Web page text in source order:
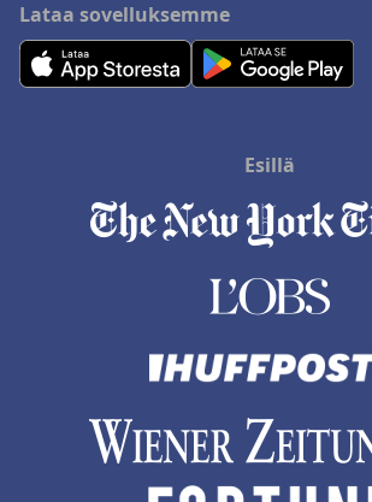
Lataa sovelluksemme
Esillä